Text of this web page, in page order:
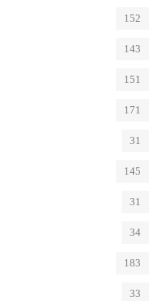
152
143
151
171
31
145
31
34
183
33